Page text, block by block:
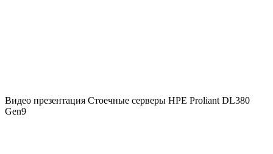
Видео презентация Стоечные серверы HPE Proliant DL380
Gen9